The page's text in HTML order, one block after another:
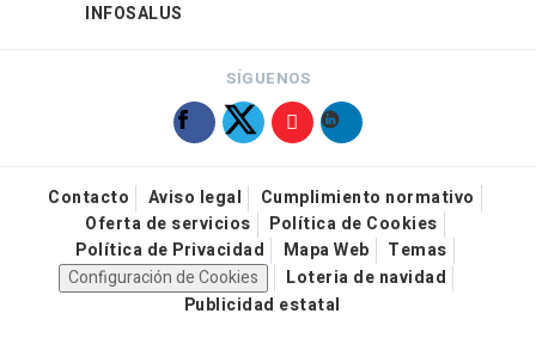
INFOSALUS
SÍGUENOS
Contacto Aviso legal
Cumplimiento normativo
Oferta de servicios
Política de Cookies
Política de Privacidad
Mapa Web
Temas
Configuración de Cookies
Loteria de navidad
Publicidad estatal